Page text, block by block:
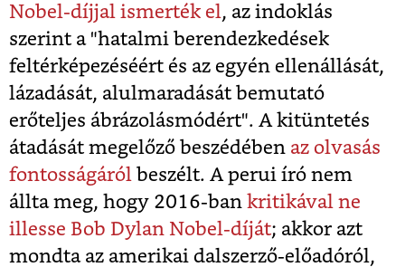
Nobel-díjjal ismerték el, az indoklás
szerint a "hatalmi berendezkedések
feltérképezéséért és az egyén ellenállását,
lázadását, alulmaradását bemutató
erőteljes ábrázolásmódért". A kitüntetés
átadását megelőző beszédében az olvasás
fontosságáról beszélt. A perui író nem
állta meg, hogy 2016-ban kritikával ne
illesse Bob Dylan Nobel-díját; akkor azt
mondta az amerikai dalszerző-előadóról,